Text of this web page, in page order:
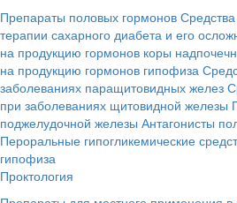
Препараты половых гормонов
терапии сахарного диабета и его
на продукцию гормонов коры
на продукцию гормонов гипофиза
заболеваниях паращитовидных желез
при заболеваниях щитовидной железы
поджелудочной железы Антагонисты
Пероральные гипогликемические
гипофиза
Проктология